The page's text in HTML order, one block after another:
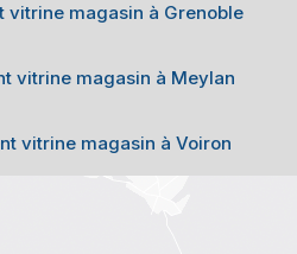
vitrine magasin à Grenoble
vitrine magasin à Meylan
vitrine magasin à Voiron